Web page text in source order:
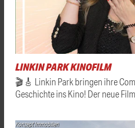
LINKIN PARK KINOFILM
🎬🎸 Linkin Park bringen ihre
Geschichte ins Kino! Der neue
Konzept Immobilien